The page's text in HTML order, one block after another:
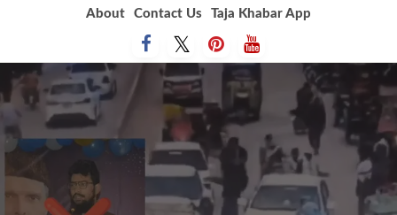
About Contact Us Taja Khabar App